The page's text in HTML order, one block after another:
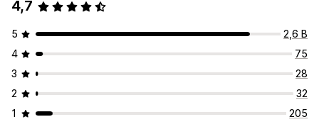
4,7
5
2,6 B
4
75
3
28
2
32
1
205